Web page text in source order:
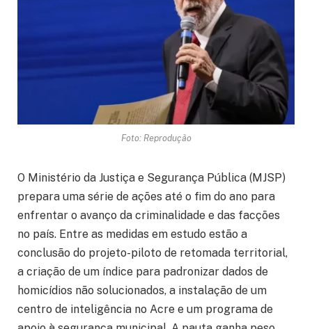
Foto: Reprodução
O Ministério da Justiça e Segurança Pública (MJSP)
prepara uma série de ações até o fim do ano para
enfrentar o avanço da criminalidade e das facções
no país. Entre as medidas em estudo estão a
conclusão do projeto-piloto de retomada territorial,
a criação de um índice para padronizar dados de
homicídios não solucionados, a instalação de um
centro de inteligência no Acre e um programa de